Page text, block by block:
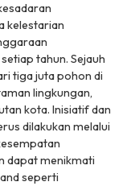
kelestarian
tahun. Sejauh
tiga juta pohon di
lingkungan,
kota. Inisiatif dan
dilakukan melalui
dapat menikmati
seperti